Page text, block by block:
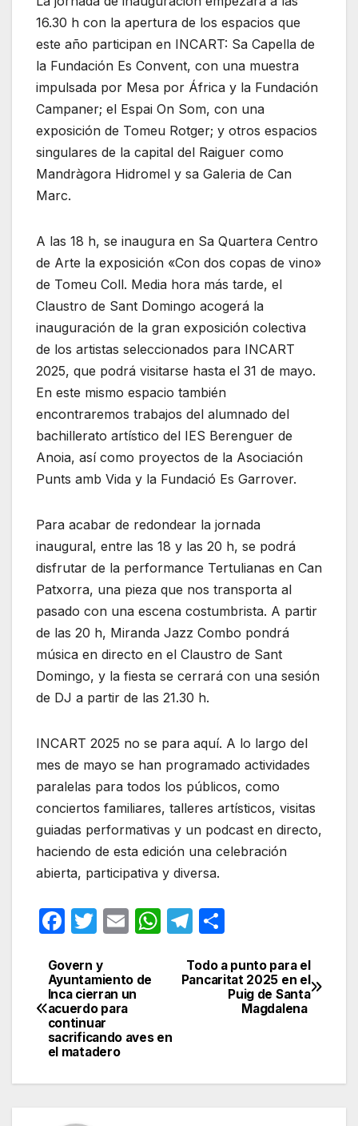
16.30 h con la apertura de los espacios que
este año participan en INCART: Sa Capella de
la Fundación Es Convent, con una muestra
impulsada por Mesa por África y la Fundación
Campaner; el Espai On Som, con una
exposición de Tomeu Rotger; y otros espacios
singulares de la capital del Raiguer como
Mandràgora Hidromel y sa Galeria de Can
Marc.
A las 18 h, se inaugura en Sa Quartera Centro
de Arte la exposición «Con dos copas de vino»
de Tomeu Coll. Media hora más tarde, el
Claustro de Sant Domingo acogerá la
inauguración de la gran exposición colectiva
de los artistas seleccionados para INCART
2025, que podrá visitarse hasta el 31 de mayo.
En este mismo espacio también
encontraremos trabajos del alumnado del
bachillerato artístico del IES Berenguer de
Anoia, así como proyectos de la Asociación
Punts amb Vida y la Fundació Es Garrover.
Para acabar de redondear la jornada
inaugural, entre las 18 y las 20 h, se podrá
disfrutar de la performance Tertulianas en Can
Patxorra, una pieza que nos transporta al
pasado con una escena costumbrista. A partir
de las 20 h, Miranda Jazz Combo pondrá
música en directo en el Claustro de Sant
Domingo, y la fiesta se cerrará con una sesión
de DJ a partir de las 21.30 h.
INCART 2025 no se para aquí. A lo largo del
mes de mayo se han programado actividades
paralelas para todos los públicos, como
conciertos familiares, talleres artísticos, visitas
guiadas performativas y un podcast en directo,
haciendo de esta edición una celebración
abierta, participativa y diversa.
F
c
e
b
o
T
itt
er
E
ail
W
at
p
T
e m
p
ar
Navegación
de
entradas
Todo a punto para el
Pancaritat 2025 en el
Puig de Santa
Magdalena
Govern y
Ayuntamiento de
Inca cierran un
acuerdo para
continuar
sacrificando aves en
el matadero